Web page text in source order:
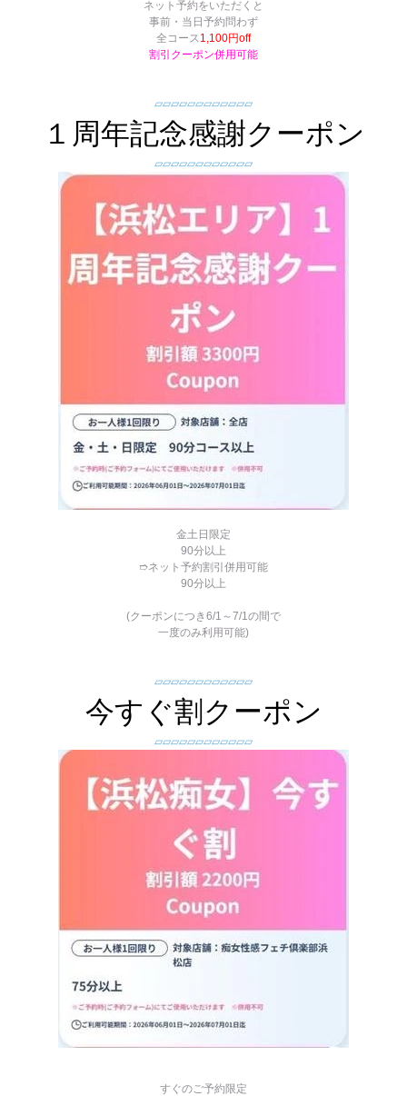
ネット予約をいただくと
事前・当日予約問わず
全コース1,100円off
割引クーポン併用可能
▱▱▱▱▱▱▱▱▱▱▱▱
１周年記念感謝クーポン
▱▱▱▱▱▱▱▱▱▱▱▱
金土日限定
90分以上
➱ネット予約割引併用可能
90分以上
(クーポンにつき6/1～7/1の間で
一度のみ利用可能)
▱▱▱▱▱▱▱▱▱▱▱▱
今すぐ割クーポン
▱▱▱▱▱▱▱▱▱▱▱▱
すぐのご予約限定